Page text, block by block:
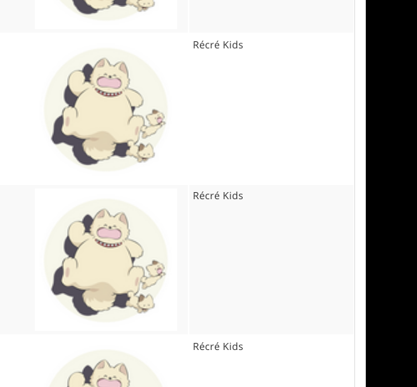
Récré Kids
Récré Kids
Récré Kids